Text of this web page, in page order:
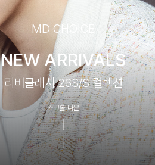
MD CHOICE
NEW ARRIVALS
리버클래시 26S/S 컬렉션
스크롤 다운